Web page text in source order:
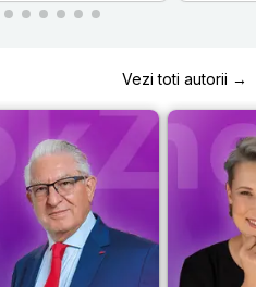
Vezi toti autorii →